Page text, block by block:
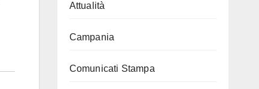
Attualità
Campania
Comunicati Stampa